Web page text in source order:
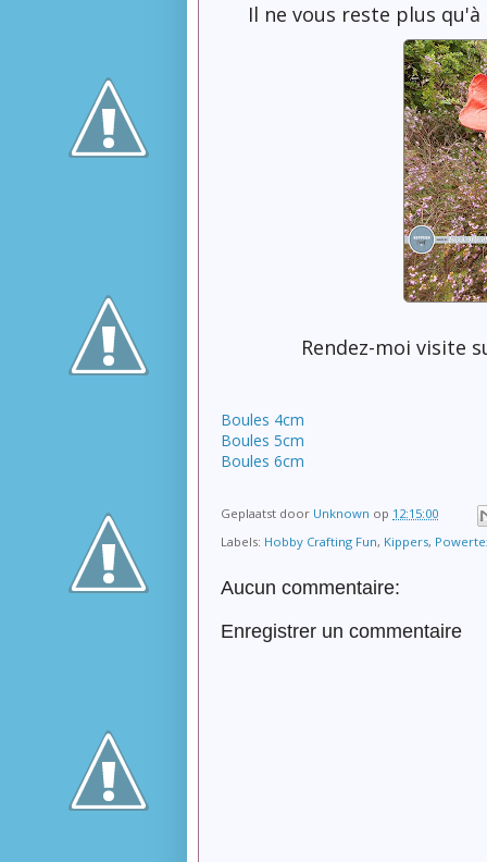
Il ne vous reste plus
Rendez-moi visite
Boules 4cm
Boules 5cm
Boules 6cm
Geplaatst door Unknown op 12:15:00
Labels: Hobby Crafting Fun, Kippers,
Aucun commentaire:
Enregistrer un commentaire